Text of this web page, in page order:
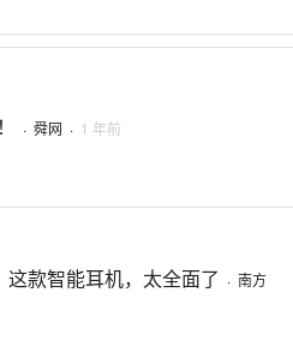
· 舜网 · 1 年前
这款智能耳机，太全面了 · 南方